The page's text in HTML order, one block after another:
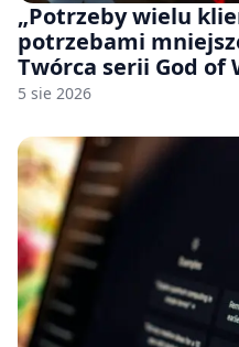
„Potrzeby wielu
potrzebami
Twórca serii God of
rozumie, dlaczego
5 sie 2026